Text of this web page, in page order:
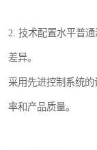
2. 技术配置水平普
差异。
采用先进控制系统
率和产品质量。